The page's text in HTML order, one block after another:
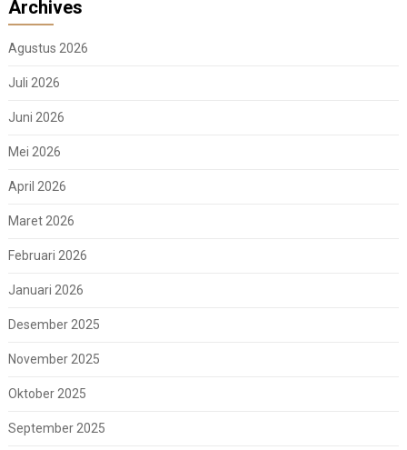
Archives
Agustus 2026
Juli 2026
Juni 2026
Mei 2026
April 2026
Maret 2026
Februari 2026
Januari 2026
Desember 2025
November 2025
Oktober 2025
September 2025